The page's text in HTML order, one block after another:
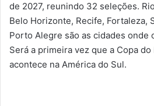
de 2027, reunindo 32 seleções.
Belo Horizonte, Recife, Fortaleza,
Porto Alegre são as cidades onde
Será a primeira vez que a Copa
acontece na América do Sul.